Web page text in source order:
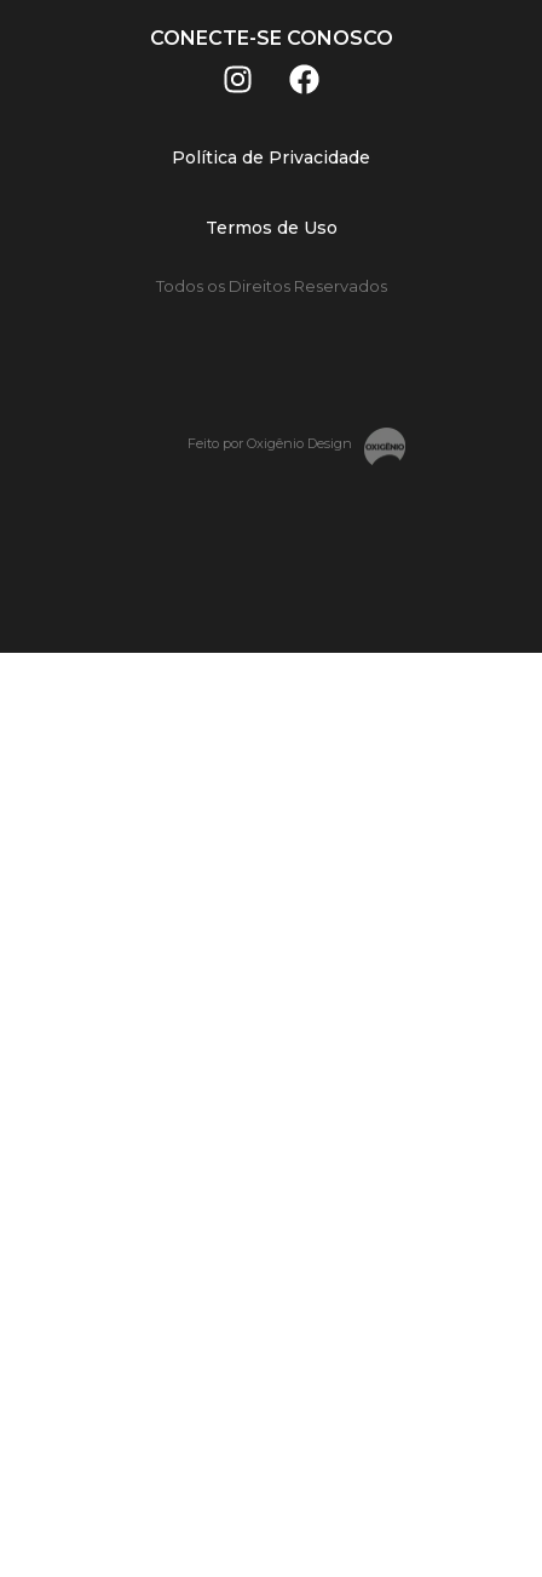
CONECTE-SE CONOSCO
Política de Privacidade
Termos de Uso
Todos os Direitos Reservados
Feito por Oxigênio Design